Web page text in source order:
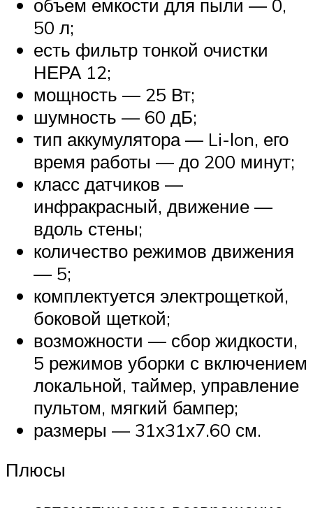
объем емкости для пыли — 0,
50 л;
есть фильтр тонкой очистки
НЕРА 12;
мощность — 25 Вт;
шумность — 60 дБ;
тип аккумулятора — Li-lon, его
время работы — до 200 минут;
класс датчиков —
инфракрасный, движение —
вдоль стены;
количество режимов движения
— 5;
комплектуется электрощеткой,
боковой щеткой;
возможности — сбор жидкости,
5 режимов уборки с включением
локальной, таймер, управление
пультом, мягкий бампер;
размеры — 31х31х7.60 см.
Плюсы